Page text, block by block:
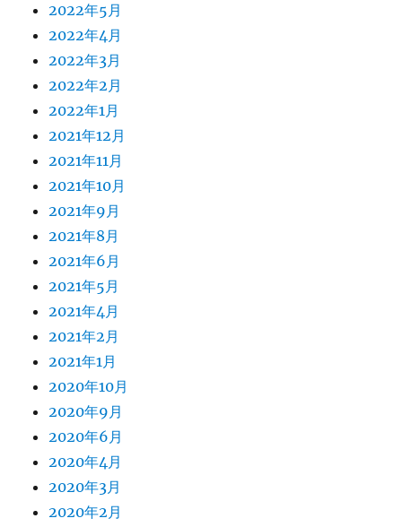
2022年5月
2022年4月
2022年3月
2022年2月
2022年1月
2021年12月
2021年11月
2021年10月
2021年9月
2021年8月
2021年6月
2021年5月
2021年4月
2021年2月
2021年1月
2020年10月
2020年9月
2020年6月
2020年4月
2020年3月
2020年2月